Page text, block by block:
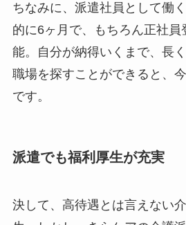
ちなみに、派遣社員として働
的に6ヶ月で、もちろん正社
能。自分が納得いくまで、長
職場を探すことができると、
です。
派遣でも福利厚生が充実
決して、高待遇とは言えない